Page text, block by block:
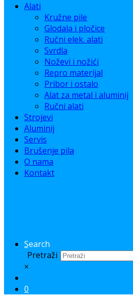
Alati
Kružne pile
Glodala i pločice
Ručni elek. alati
Svrdla
Noževi i nožići
Repro materijal
Pribor i ostalo
Alat za metal i aluminij
Ručni alati
Strojevi
Aluminij
Servis
Brušenje pila
O nama
Kontakt
Search
Pretraži
×
0